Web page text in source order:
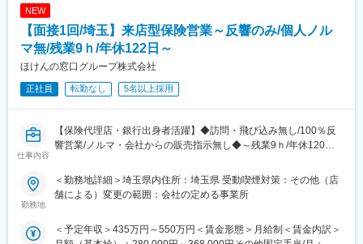
既存の個人顧客の保険更新担当を行う仕事で、安心定時退社のお
仕事です。
プライベートも充実した働き方をしているスタッフばかりですの
で、お気軽にお問い合わせください。
NEW
【面接1回/埼玉】来店型保険営業～反響のみ/個人ノル
マ無/残業9ｈ/年休122日～
ほけんの窓口グループ株式会社
正社員 転勤なし 5名以上採用
仕事内容
【保険代理店・銀行出身者活躍】◆訪問・飛び込み無し/100％反
響営業/ノルマ・会社からの販売指示無し◆～残業9ｈ/年休120日
〇認知度抜群で新規営業の必要がありません
多彩なメディア戦略により、営業電話や顧客宅訪問といったアプ
っていただく方のほか、予約来店も多く、余裕をもって準備でき
勤務地
＜勤務地詳細＞埼玉県内住所：埼玉県 受動喫煙対策：その他（店
舗による）変更の範囲：会社の定める事業所
＜予定年収＞435万円～550万円＜賃金形態＞月給制＜賃金内訳＞